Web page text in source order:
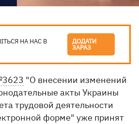
НА НАС В ДОДАТИ
ЗАРАЗ
"О внесении изменений
акты Украины
трудовой деятельности
форме" уже принят